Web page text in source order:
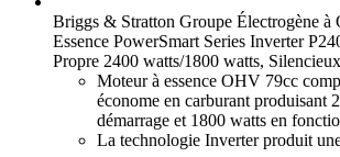
Briggs & Stratton Groupe Électrogène à
Essence PowerSmart Series Inverter
Propre 2400 watts/1800 watts,
Moteur à essence OHV 79cc
économe en carburant produisant
démarrage et 1800 watts en
La technologie Inverter produit